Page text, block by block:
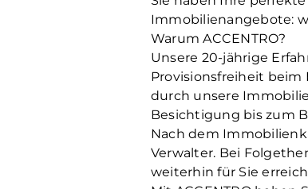
Immobilienangebote:
Warum ACCENTRO?
Unsere 20-jährige
Provisionsfreiheit beim
durch unsere
Besichtigung bis zum
Nach dem
Verwalter. Bei
weiterhin für Sie